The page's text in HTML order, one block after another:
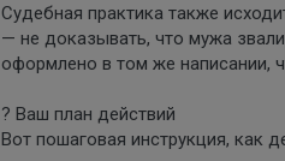
Судебная практика также
— не доказывать, что мужа
оформлено в том же написании,
? Ваш план действий
Вот пошаговая инструкция, как